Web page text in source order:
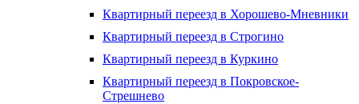
Квартирный переезд в Хорошево-Мневники
Квартирный переезд в Строгино
Квартирный переезд в Куркино
Квартирный переезд в Покровское-
Стрешнево